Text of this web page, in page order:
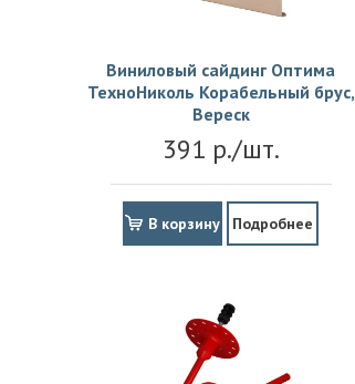
Виниловый сайдинг Оптима
ТехноНиколь Корабельный брус,
Вереск
391 р./шт.
В корзину Подробнее